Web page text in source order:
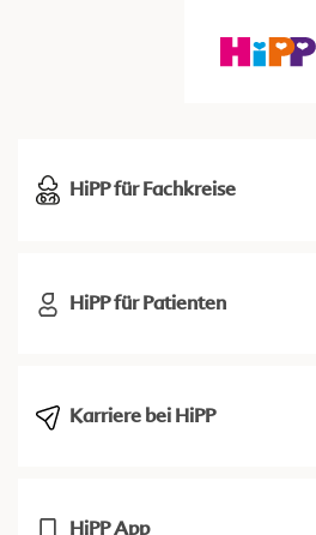
HiPP für Fachkreise
HiPP für Patienten
Karriere bei HiPP
HiPP App